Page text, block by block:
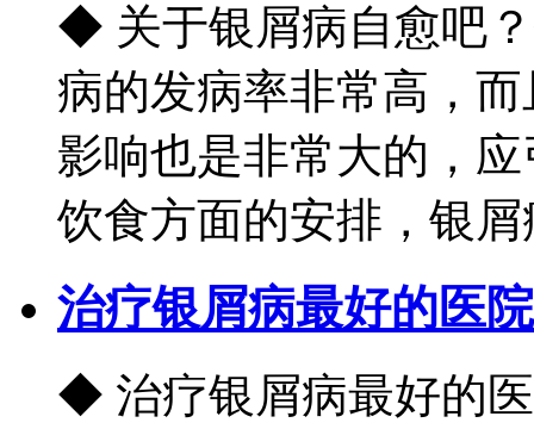
◆ 关于银屑病自愈吧
病的发病率非常高，
影响也是非常大的，
饮食方面的安排，银屑
治疗银屑病最好的医院
◆ 治疗银屑病最好的